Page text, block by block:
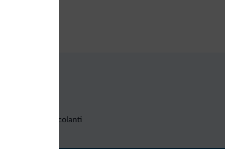
Richieste non vincolanti